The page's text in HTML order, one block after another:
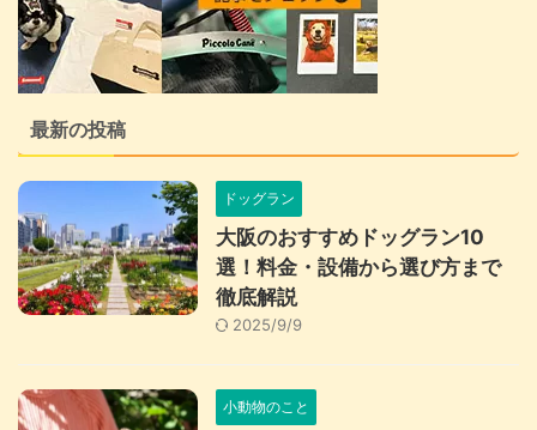
最新の投稿
ドッグラン
大阪のおすすめドッグラン10
選！料金・設備から選び方まで
徹底解説
2025/9/9
小動物のこと